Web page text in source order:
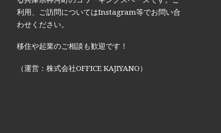
利用、ご訪問についてはInstagram等でお問い合
わせください。
移住や起業のご相談も歓迎です！
（運営：株式会社OFFICE KAJIYANO）